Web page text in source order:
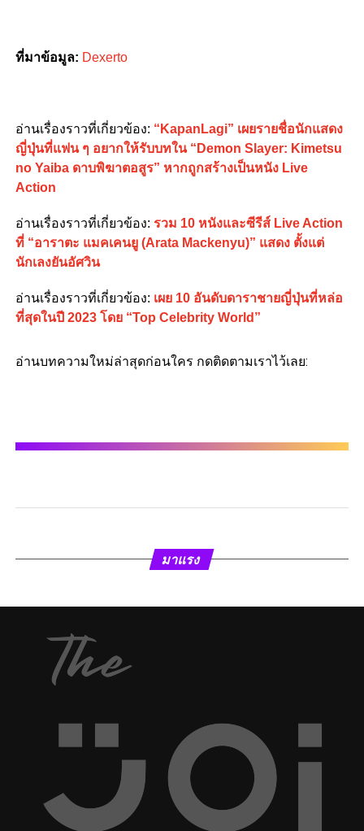
ที่มาข้อมูล: Dexerto
อ่านเรื่องราวที่เกี่ยวข้อง: “KapanLagi” เผยรายชื่อนักแสดง
ญี่ปุ่นที่แฟน ๆ อยากให้รับบทใน “Demon Slayer: Kimetsu
no Yaiba ดาบพิฆาตอสูร” หากถูกสร้างเป็นหนัง Live
Action
อ่านเรื่องราวที่เกี่ยวข้อง: รวม 10 หนังและซีรีส์ Live Action
ที่ “อาราตะ แมคเคนยู (Arata Mackenyu)” แสดง ตั้งแต่
นักเลงยันอัศวิน
อ่านเรื่องราวที่เกี่ยวข้อง: เผย 10 อันดับดาราชายญี่ปุ่นที่หล่อ
ที่สุดในปี 2023 โดย “Top Celebrity World”
อ่านบทความใหม่ล่าสุดก่อนใคร กดติดตามเราไว้เลย:
มาแรง